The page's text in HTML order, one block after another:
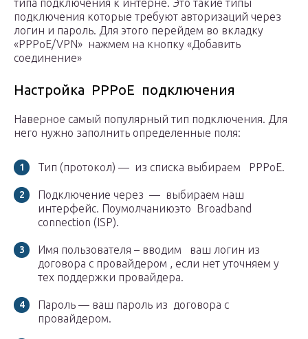
типа подключения к интерне. Это такие типы
подключения которые требуют авторизаций через
логин и пароль. Для этого перейдем во вкладку
«PPPoE/VPN» нажмем на кнопку «Добавить
соединение»
Настройка PPPoE подключения
Наверное самый популярный тип подключения. Для
него нужно заполнить определенные поля:
Тип (протокол) — из списка выбираем PPPoE.
Подключение через — выбираем наш
интерфейс. Поумолчаниюэто Broadband
connection (ISP).
Имя пользователя – вводим ваш логин из
договора с провайдером , если нет уточняем у
тех поддержки провайдера.
Пароль — ваш пароль из договора с
провайдером.